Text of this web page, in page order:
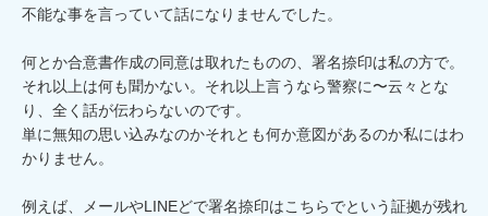
不能な事を言っていて話になりませんでした。
何とか合意書作成の同意は取れたものの、署名捺印は私の方で。
それ以上は何も聞かない。それ以上言うなら警察に〜云々とな
り、全く話が伝わらないのです。
単に無知の思い込みなのかそれとも何か意図があるのか私にはわ
かりません。
例えば、メールやLINEどで署名捺印はこちらでという証拠が残れ